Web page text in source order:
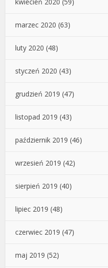
marzec 2020 (63)
luty 2020 (48)
styczeń 2020 (43)
grudzień 2019 (47)
listopad 2019 (43)
październik 2019 (46)
wrzesień 2019 (42)
sierpień 2019 (40)
lipiec 2019 (48)
czerwiec 2019 (47)
maj 2019 (52)